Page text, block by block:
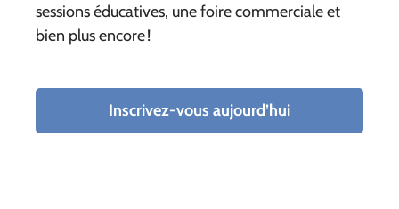
sessions éducatives, une foire commerciale et
bien plus encore !
Inscrivez-vous aujourd’hui